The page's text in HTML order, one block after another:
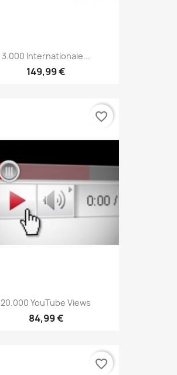
3.000 Internationale...
149,99 €
20.000 YouTube Views
84,99 €
favorite_border
favorite_border